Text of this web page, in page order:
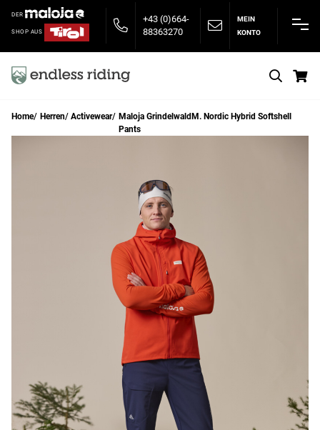
DER
SHOP AUS
+43 (0)664-
88363270
MEIN
KONTO
Home Herren Activewear
Maloja GrindelwaldM. Nordic Hybrid Softshell
Pants